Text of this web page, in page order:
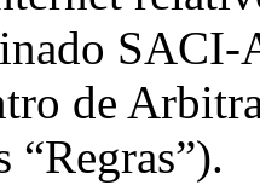
SACI-
de